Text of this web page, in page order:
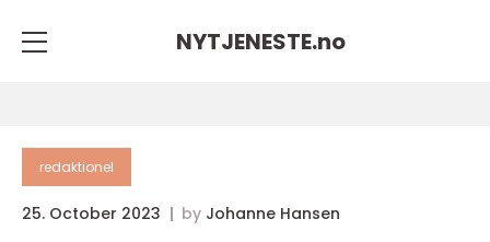
NYTJENESTE.no
redaktionel
25. October 2023 by Johanne Hansen